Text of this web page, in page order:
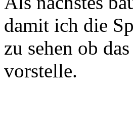
damit ich die
zu sehen ob
vorstelle.